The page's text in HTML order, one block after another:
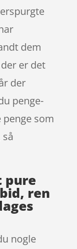
dem
er det
der
penge-
som
ren
nogle